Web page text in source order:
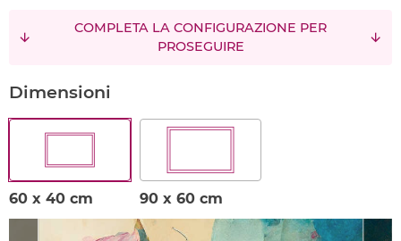
COMPLETA LA CONFIGURAZIONE PER
PROSEGUIRE
Dimensioni
60 x 40 cm 90 x 60 cm